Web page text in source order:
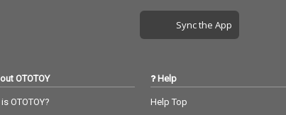
Sync the App
OTOTOY
OTOTOY?
Help
Help Top